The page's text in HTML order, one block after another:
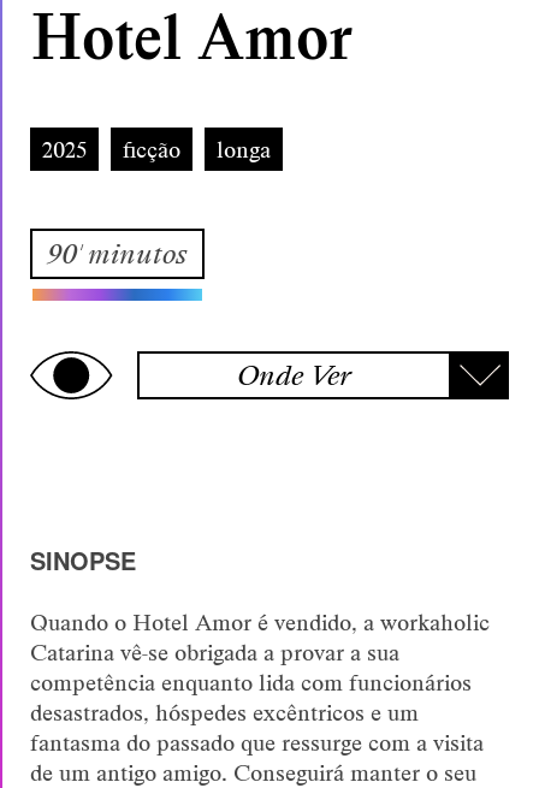
Hotel Amor
2025 ficção longa
90' minutos
Onde Ver
SINOPSE
Quando o Hotel Amor é vendido, a workaholic
Catarina vê-se obrigada a provar a sua
competência enquanto lida com funcionários
desastrados, hóspedes excêntricos e um
fantasma do passado que ressurge com a visita
de um antigo amigo. Conseguirá manter o seu